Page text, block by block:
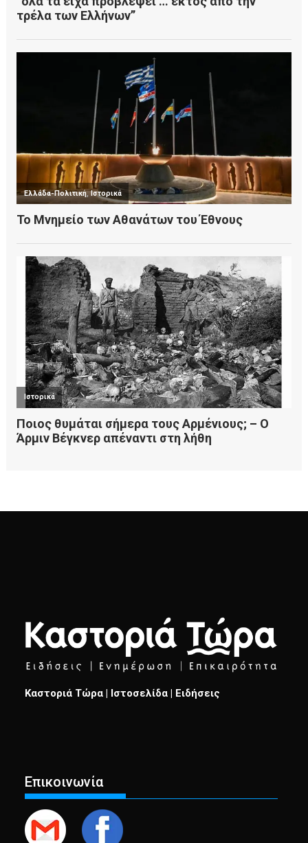
Καστοριά Τώρα | Ιστοσελίδα | Ειδήσεις
Επικοινωνία